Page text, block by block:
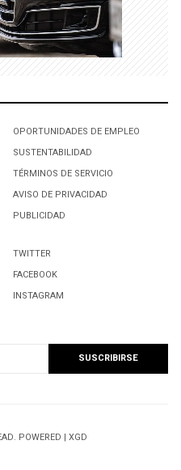
OPORTUNIDADES DE EMPLEO
SUSTENTABILIDAD
TÉRMINOS DE SERVICIO
AVISO DE PRIVACIDAD
PUBLICIDAD
TWITTER
FACEBOOK
INSTAGRAM
POWERED | XGD